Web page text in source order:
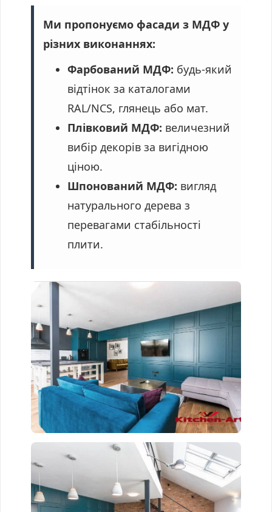
Ми пропонуємо фасади з МДФ у
різних виконаннях:
Фарбований МДФ: будь-який
відтінок за каталогами
RAL/NCS, глянець або мат.
Плівковий МДФ: величезний
вибір декорів за вигідною
ціною.
Шпонований МДФ: вигляд
натурального дерева з
перевагами стабільності
плити.